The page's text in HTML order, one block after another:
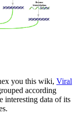
you this wiki, Viral
according
interesting data of its